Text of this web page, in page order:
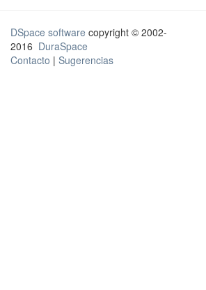
DSpace software copyright © 2002-
2016 DuraSpace
Contacto | Sugerencias